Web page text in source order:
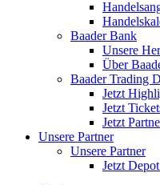
Baader Bank
Unsere
Über
Baader Trading
Jetzt
Jetzt
Jetzt
Unsere Partner
Unsere Partner
Jetzt